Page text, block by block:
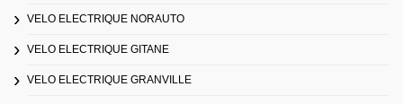
VELO ELECTRIQUE NORAUTO
VELO ELECTRIQUE GITANE
VELO ELECTRIQUE GRANVILLE